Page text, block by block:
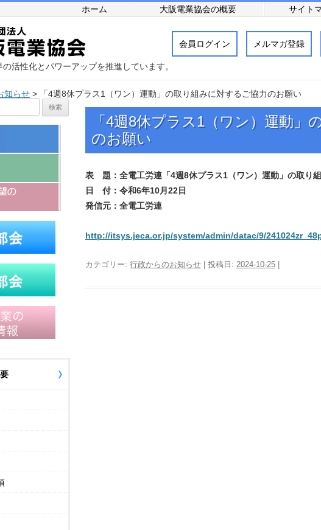
ホーム 大阪電業協会の概要 サイト
活性化とパワーアップを推進しています。
会員ログイン メルマガ登録
知らせ > 「4週8休プラス1（ワン）運動」の取り組みに対するご協力のお願い
「4週8休プラス1（ワン）運動」
のお願い
表 題：全電工労連「4週8休プラス1（ワン）運動」の取り
日 付：令和6年10月22日
発信元：全電工労連
http://itsys.jeca.or.jp/system/admin/datac/9/
カテゴリー: 行政からのお知らせ | 投稿日: 2024-10-25